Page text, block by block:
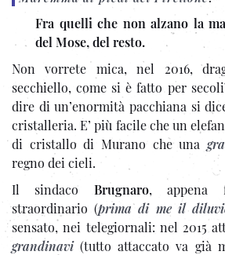
Fra quelli che non alzano la
del Mose, del resto.
Non vorrete mica, nel 2016,
secchiello, come si è fatto per
dire di un’enormità pacchiana si
cristalleria. E’ più facile che un
di cristallo di Murano che una
regno dei cieli.
Il sindaco Brugnaro, appena
straordinario (prima di me il
sensato, nei telegiornali: nel 2015
grandinavi(tutto attaccato va già